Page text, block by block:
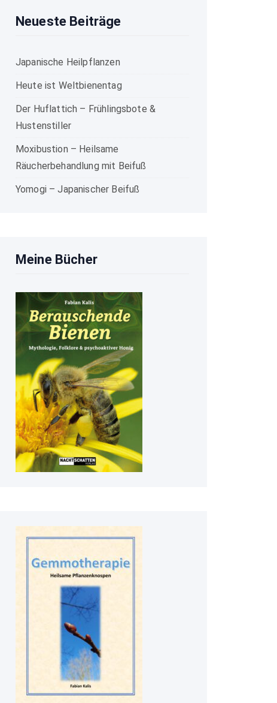
Neueste Beiträge
Japanische Heilpflanzen
Heute ist Weltbienentag
Der Huflattich – Frühlingsbote &
Hustenstiller
Moxibustion – Heilsame
Räucherbehandlung mit Beifuß
Yomogi – Japanischer Beifuß
Meine Bücher